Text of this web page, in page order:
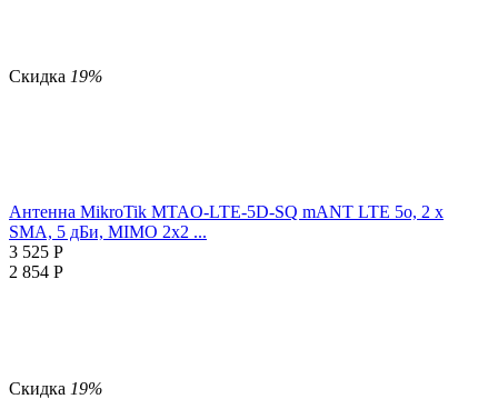
Скидка 19%
Антенна MikroTik MTAO-LTE-5D-SQ mANT LTE 5o, 2 x
SMA, 5 дБи, MIMO 2x2 ...
3 525 Р
2 854 Р
Скидка 19%